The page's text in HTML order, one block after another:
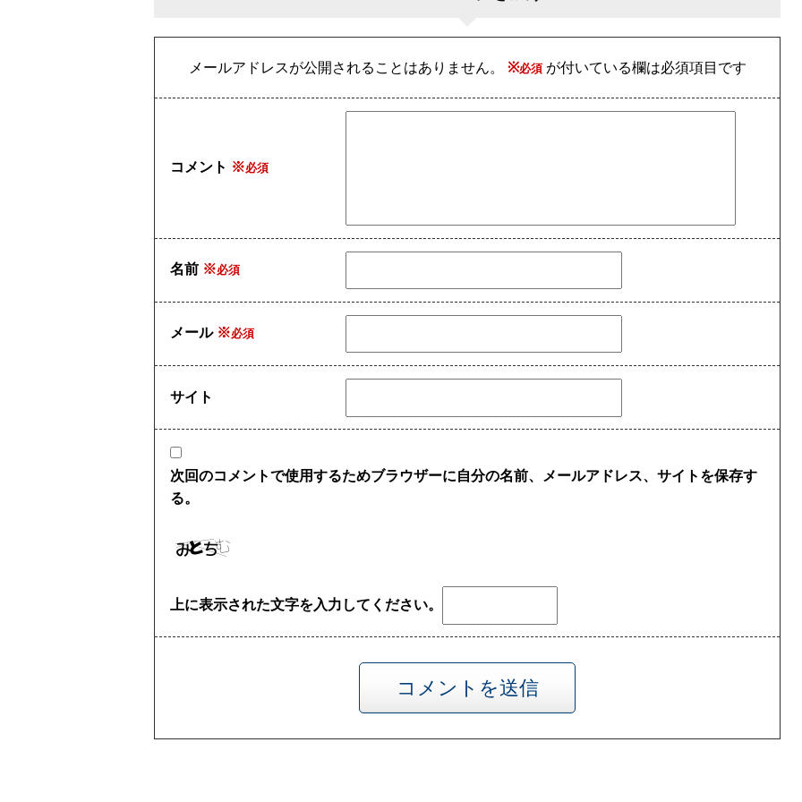
メールアドレスが公開されることはありません。 ※ が付いている欄は必須項目です
コメント ※
名前 ※
メール ※
サイト
次回のコメントで使用するためブラウザーに自分の名前、メールアドレス、サイトを保存す
る。
上に表示された文字を入力してください。